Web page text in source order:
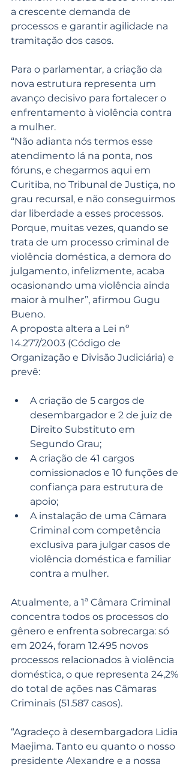
a crescente demanda de
processos e garantir agilidade na
tramitação dos casos.
Para o parlamentar, a criação da
nova estrutura representa um
avanço decisivo para fortalecer o
enfrentamento à violência contra
a mulher.
“Não adianta nós termos esse
atendimento lá na ponta, nos
fóruns, e chegarmos aqui em
Curitiba, no Tribunal de Justiça, no
grau recursal, e não conseguirmos
dar liberdade a esses processos.
Porque, muitas vezes, quando se
trata de um processo criminal de
violência doméstica, a demora do
julgamento, infelizmente, acaba
ocasionando uma violência ainda
maior à mulher”, afirmou Gugu
Bueno.
A proposta altera a Lei nº
14.277/2003 (Código de
Organização e Divisão Judiciária) e
prevê:
A criação de 5 cargos de
desembargador e 2 de juiz de
Direito Substituto em
Segundo Grau;
A criação de 41 cargos
comissionados e 10 funções de
confiança para estrutura de
apoio;
A instalação de uma Câmara
Criminal com competência
exclusiva para julgar casos de
violência doméstica e familiar
contra a mulher.
Atualmente, a 1ª Câmara Criminal
concentra todos os processos do
gênero e enfrenta sobrecarga: só
em 2024, foram 12.495 novos
processos relacionados à violência
doméstica, o que representa 24,2%
do total de ações nas Câmaras
Criminais (51.587 casos).
“Agradeço à desembargadora Lidia
Maejima. Tanto eu quanto o nosso
presidente Alexandre e a nossa